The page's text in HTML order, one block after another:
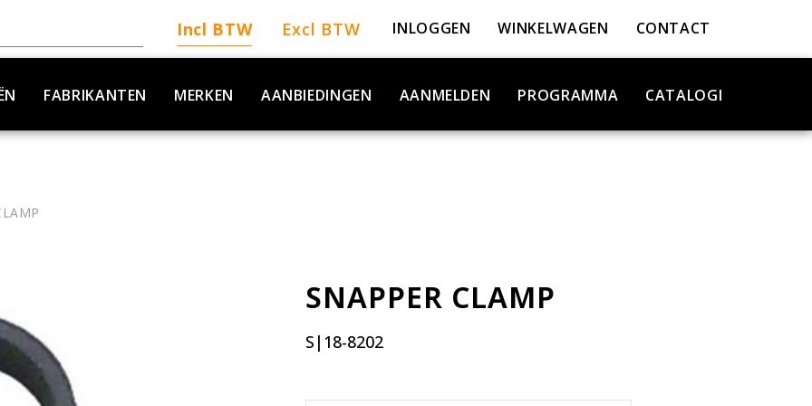
Incl BTW Excl BTW INLOGGEN WINKELWAGEN CONTACT
FABRIKANTEN MERKEN AANBIEDINGEN AANMELDEN PROGRAMMA CATALOGI
SNAPPER CLAMP
S|18-8202